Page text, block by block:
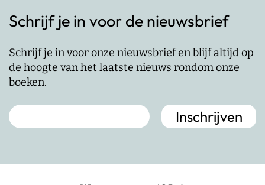
Schrijf je in voor de nieuwsbrief
Schrijf je in voor onze nieuwsbrief en blijf altijd op
de hoogte van het laatste nieuws rondom onze
boeken.